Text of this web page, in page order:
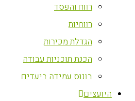
רווח והפסד
רווחיות
הגדלת מכירות
הכנת תוכניות עבודה
בונוס עמידה ביעדים
היועצים